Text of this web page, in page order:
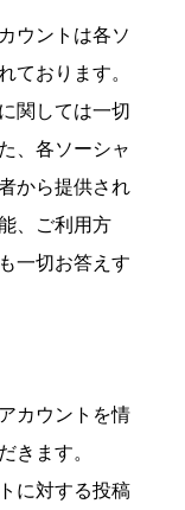
ウントは各ソ
ております。
関しては一切
、各ソーシャ
から提供され
、ご利用方
一切お答えす
カウントを情
きます。
に対する投稿